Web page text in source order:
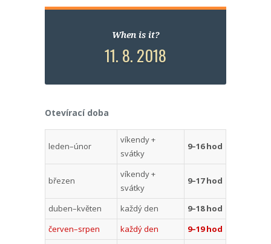
When is it?
11. 8. 2018
Otevírací doba
leden–únor
víkendy +
svátky
9–16 hod
březen
víkendy +
svátky
9–17 hod
duben–květen každý den
9–18 hod
červen–srpen
každý den 9–19 hod